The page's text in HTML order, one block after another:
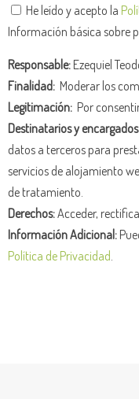
He leído y acepto la
Información básica sobre
Responsable:Ezequiel
Finalidad: Moderar los
Legitimación: Por
Destinatarios y
datos a terceros para
servicios de alojamiento
de tratamiento.
Derechos:Acceder,
Información Adicional:
Política de Privacidad